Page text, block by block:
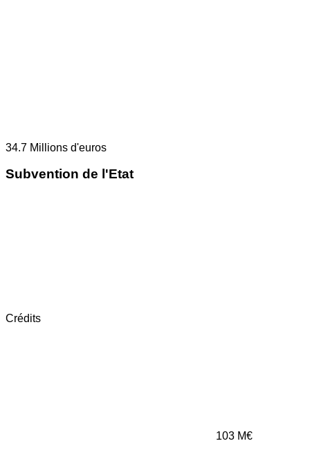
34.7 Millions d'euros
Subvention de l'Etat
Crédits
103 M€